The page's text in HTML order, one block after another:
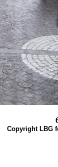
Copyright LBG